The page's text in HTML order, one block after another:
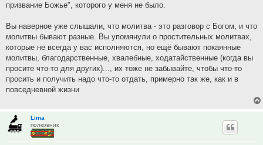
призвание Божье", которого у меня не было.
Вы наверное уже слышали, что молитва - это разговор с Богом, и что
молитвы бывают разные. Вы упомянули о простительных молитвах,
которые не всегда у вас исполняются, но ещё бывают покаянные
молитвы, благодарственные, хвалебные, ходатайственные (когда вы
просите что-то для других)..., их тоже не забывайте, чтобы что-то
просить и получить надо что-то отдать, примерно так же, как и в
повседневной жизни
Lima
полковник